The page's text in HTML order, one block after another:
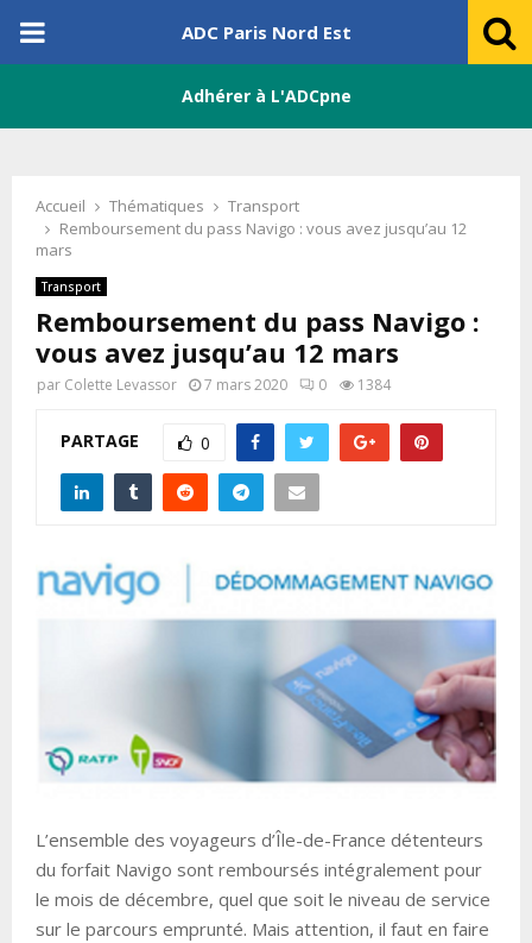
PRIMARY
ADC Paris Nord Est
Adhérer à L'ADCpne
Accueil Thématiques
Transport
Remboursement du pass Navigo : vous avez jusqu’au 12
mars
Transport
Remboursement du pass Navigo :
vous avez jusqu’au 12 mars
par Colette Levassor 7 mars 2020 0 1384
PARTAGE 0
L’ensemble des voyageurs d’Île-de-France détenteurs
du forfait Navigo sont remboursés intégralement pour
le mois de décembre, quel que soit le niveau de service
sur le parcours emprunté. Mais attention, il faut en faire